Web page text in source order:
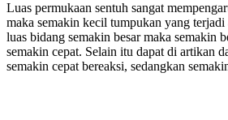
Luas permukaan sentuh sangat
maka semakin kecil tumpukan yang
luas bidang semakin besar maka semakin
semakin cepat. Selain itu dapat di artikan
semakin cepat bereaksi, sedangkan